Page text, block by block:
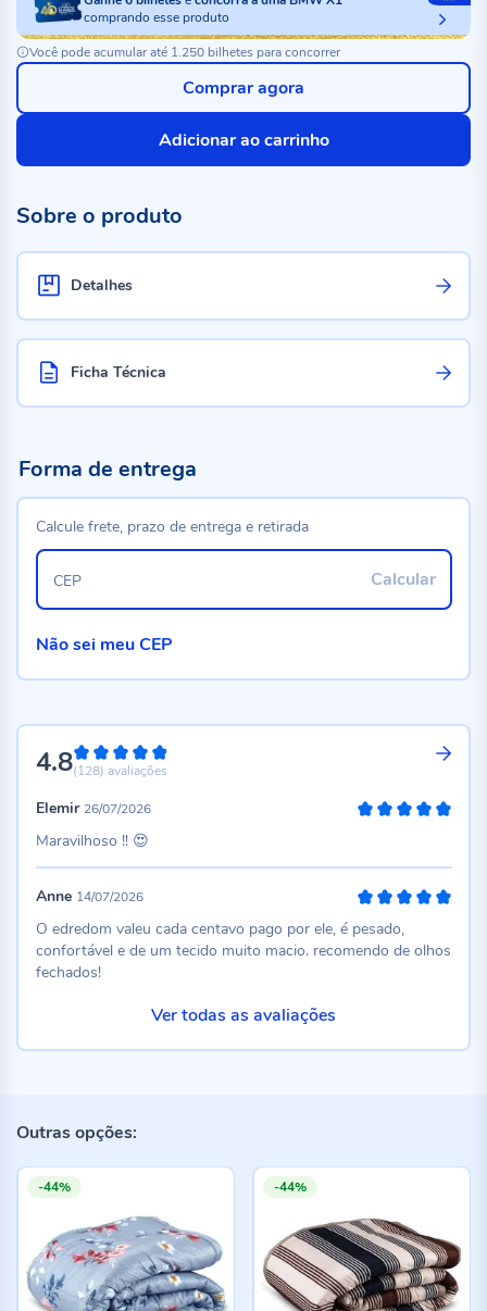
comprando esse produto
Você pode acumular até 1.250 bilhetes para concorrer
Adicionar ao carrinho
Comprar agora
Sobre o produto
Detalhes
Ficha Técnica
4.896%
(128) avaliações
Elemir 26/07/2026
Maravilhoso !! 😍
Anne 14/07/2026
O edredom valeu cada centavo pago por ele, é pesado,
confortável e de um tecido muito macio. recomendo de olhos
fechados!
Ver todas as avaliações
Forma de entrega
Calcule frete, prazo de entrega e retirada
Calcular
CEP
Não sei meu CEP
Outras opções:
-44% -44%